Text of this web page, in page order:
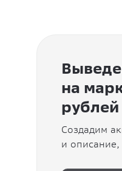
на
рублей
Создадим
и